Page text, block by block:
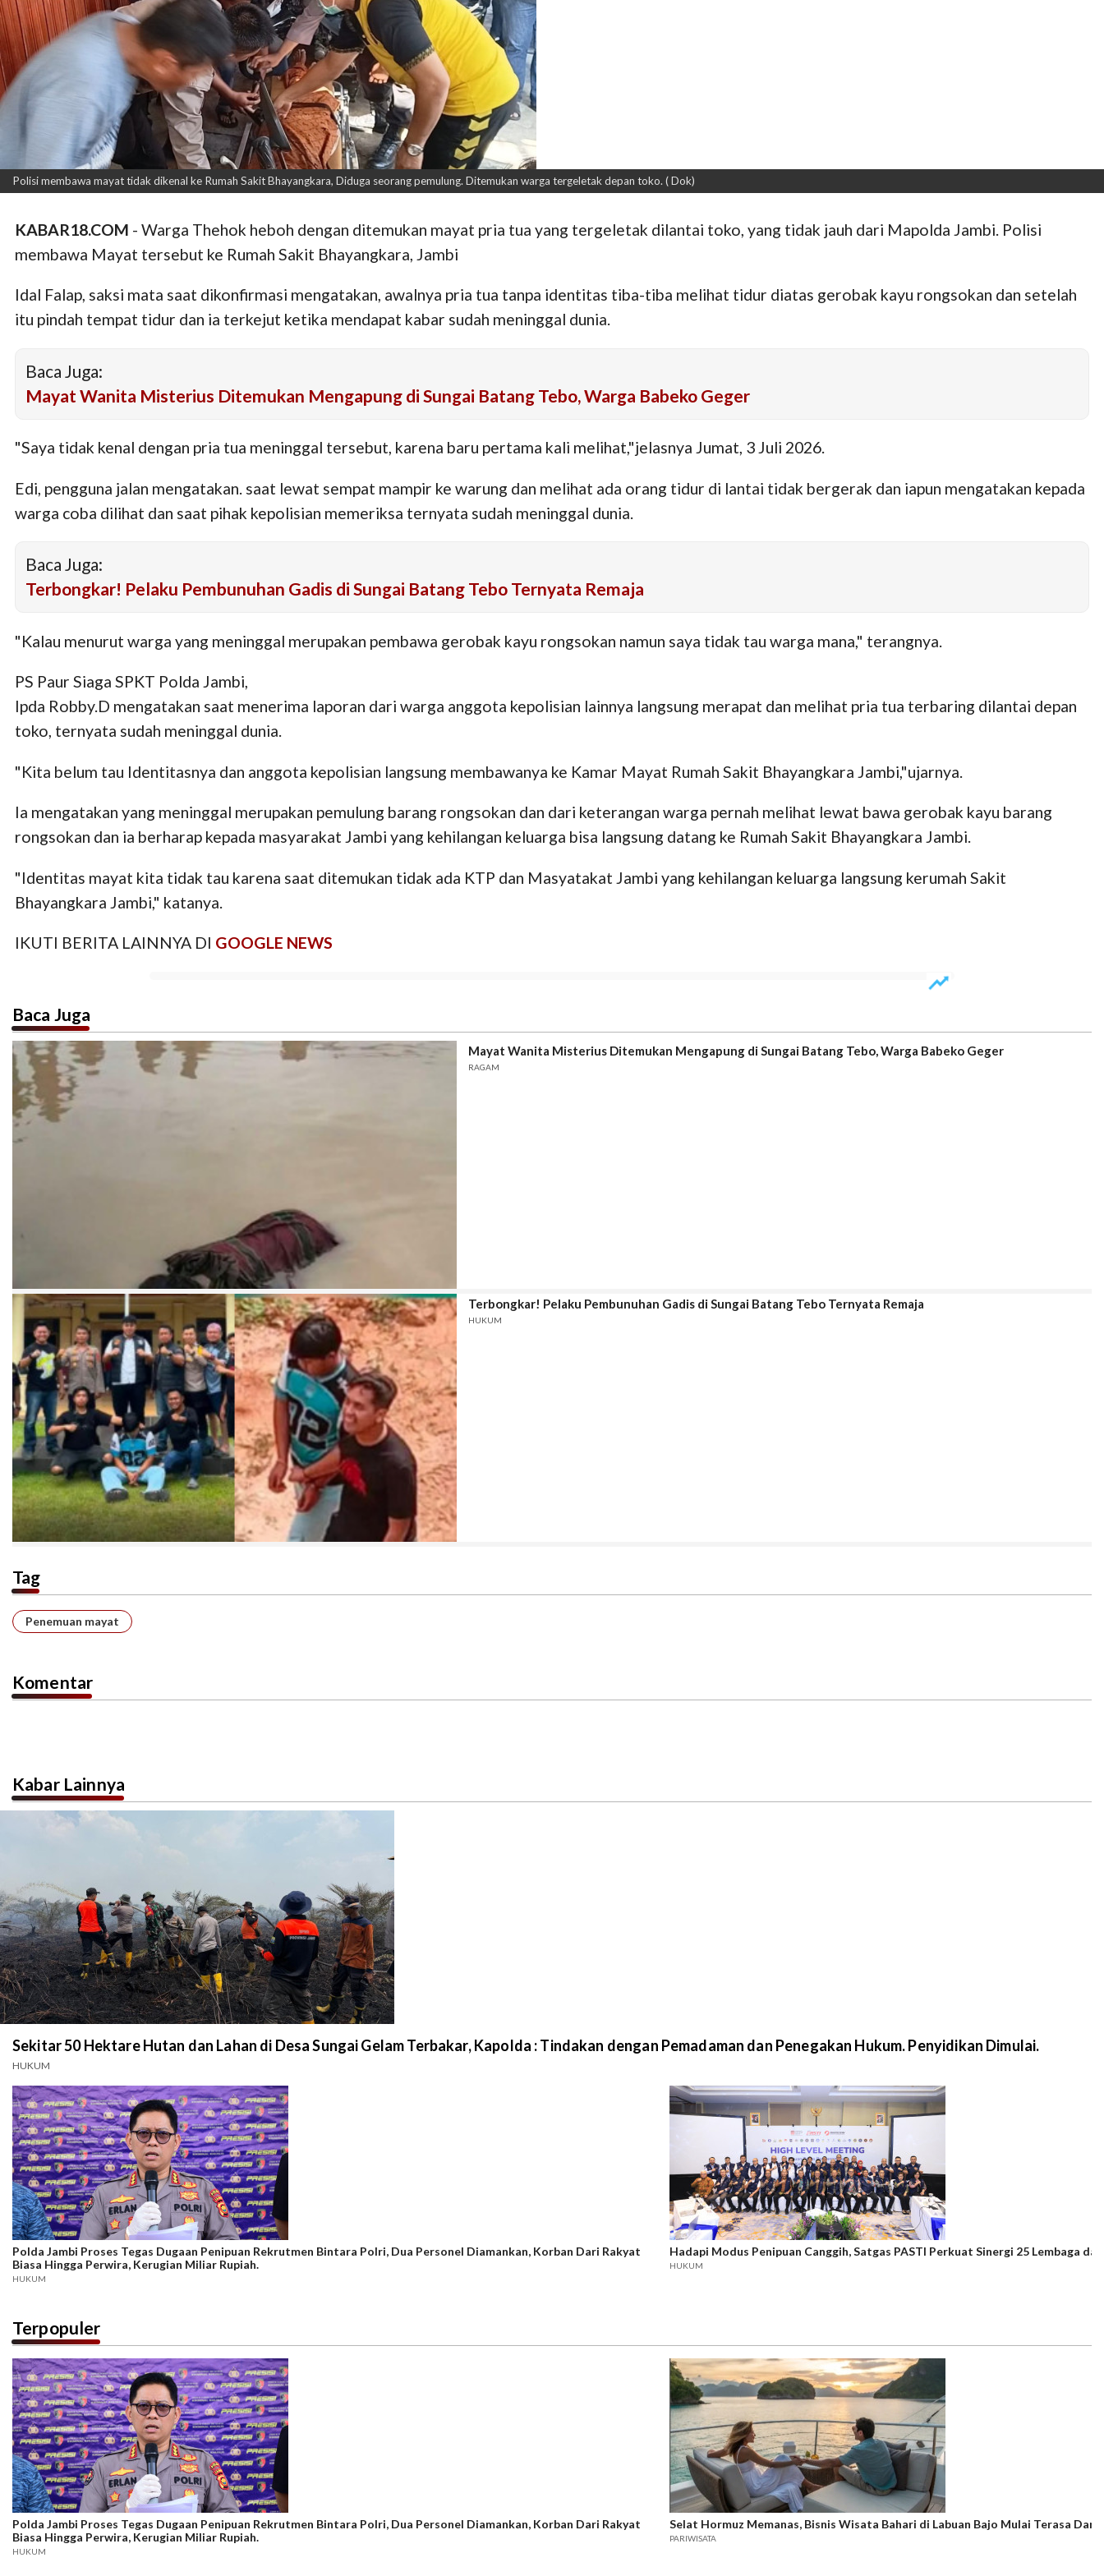
Polisi membawa mayat tidak dikenal ke Rumah Sakit Bhayangkara, Diduga seorang pemulung. Ditemukan warga tergeletak depan toko. ( Dok)
KABAR18.COM - Warga Thehok heboh dengan ditemukan mayat pria tua yang tergeletak dilantai toko, yang tidak jauh dari Mapolda Jambi. Polisi
membawa Mayat tersebut ke Rumah Sakit Bhayangkara, Jambi
Idal Falap, saksi mata saat dikonfirmasi mengatakan, awalnya pria tua tanpa identitas tiba-tiba melihat tidur diatas gerobak kayu rongsokan dan setelah
itu pindah tempat tidur dan ia terkejut ketika mendapat kabar sudah meninggal dunia.
Baca Juga:
Mayat Wanita Misterius Ditemukan Mengapung di Sungai Batang Tebo, Warga Babeko Geger
"Saya tidak kenal dengan pria tua meninggal tersebut, karena baru pertama kali melihat,"jelasnya Jumat, 3 Juli 2026.
Edi, pengguna jalan mengatakan. saat lewat sempat mampir ke warung dan melihat ada orang tidur di lantai tidak bergerak dan iapun mengatakan kepada
warga coba dilihat dan saat pihak kepolisian memeriksa ternyata sudah meninggal dunia.
Baca Juga:
Terbongkar! Pelaku Pembunuhan Gadis di Sungai Batang Tebo Ternyata Remaja
"Kalau menurut warga yang meninggal merupakan pembawa gerobak kayu rongsokan namun saya tidak tau warga mana," terangnya.
PS Paur Siaga SPKT Polda Jambi,
Ipda Robby.D mengatakan saat menerima laporan dari warga anggota kepolisian lainnya langsung merapat dan melihat pria tua terbaring dilantai depan
toko, ternyata sudah meninggal dunia.
"Kita belum tau Identitasnya dan anggota kepolisian langsung membawanya ke Kamar Mayat Rumah Sakit Bhayangkara Jambi,"ujarnya.
Ia mengatakan yang meninggal merupakan pemulung barang rongsokan dan dari keterangan warga pernah melihat lewat bawa gerobak kayu barang
rongsokan dan ia berharap kepada masyarakat Jambi yang kehilangan keluarga bisa langsung datang ke Rumah Sakit Bhayangkara Jambi.
"Identitas mayat kita tidak tau karena saat ditemukan tidak ada KTP dan Masyatakat Jambi yang kehilangan keluarga langsung kerumah Sakit
Bhayangkara Jambi," katanya.
IKUTI BERITA LAINNYA DI GOOGLE NEWS
Baca Juga
Mayat Wanita Misterius Ditemukan Mengapung di Sungai Batang Tebo, Warga Babeko Geger
RAGAM
Terbongkar! Pelaku Pembunuhan Gadis di Sungai Batang Tebo Ternyata Remaja
HUKUM
Tag
Penemuan mayat
Komentar
Kabar Lainnya
Sekitar 50 Hektare Hutan dan Lahan di Desa Sungai Gelam Terbakar, Kapolda : Tindakan dengan Pemadaman dan Penegakan Hukum. Penyidikan Dimulai.
HUKUM
Polda Jambi Proses Tegas Dugaan Penipuan Rekrutmen Bintara Polri, Dua Personel Diamankan, Korban Dari Rakyat
Biasa Hingga Perwira, Kerugian Miliar Rupiah.
HUKUM
Hadapi Modus Penipuan Canggih, Satgas PASTI Perkuat Sinergi 25 Lembaga
HUKUM
Terpopuler
Polda Jambi Proses Tegas Dugaan Penipuan Rekrutmen Bintara Polri, Dua Personel Diamankan, Korban Dari Rakyat
Biasa Hingga Perwira, Kerugian Miliar Rupiah.
HUKUM
Selat Hormuz Memanas, Bisnis Wisata Bahari di Labuan Bajo Mulai Terasa
PARIWISATA